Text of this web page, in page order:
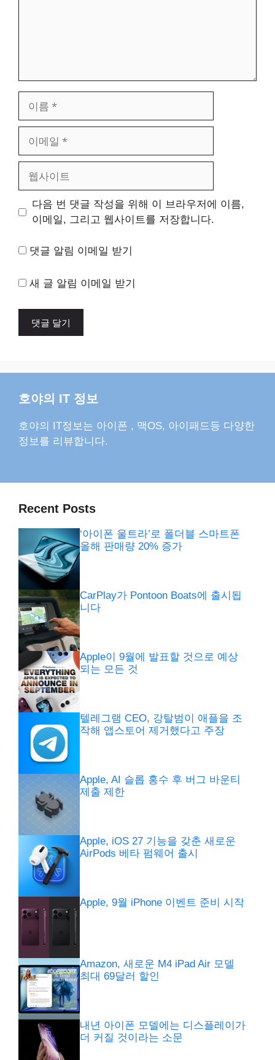
일
트
다음 번 댓글 작성을 위해 이 브라우저에 이름,
이메일, 그리고 웹사이트를 저장합니다.
댓글 알림 이메일 받기
새 글 알림 이메일 받기
호야의 IT 정보
호야의 IT정보는 아이폰 , 맥OS, 아이패드등 다양한
정보를 리뷰합니다.
Recent Posts
‘아이폰 울트라’로 폴더블 스마트폰
올해 판매량 20% 증가
CarPlay가 Pontoon Boats에 출시됩
니다
Apple이 9월에 발표할 것으로 예상
되는 모든 것
텔레그램 CEO, 강탈범이 애플을 조
작해 앱스토어 제거했다고 주장
Apple, AI 슬롭 홍수 후 버그 바운티
제출 제한
Apple, iOS 27 기능을 갖춘 새로운
AirPods 베타 펌웨어 출시
Apple, 9월 iPhone 이벤트 준비 시작
Amazon, 새로운 M4 iPad Air 모델
최대 69달러 할인
내년 아이폰 모델에는 디스플레이가
더 커질 것이라는 소문